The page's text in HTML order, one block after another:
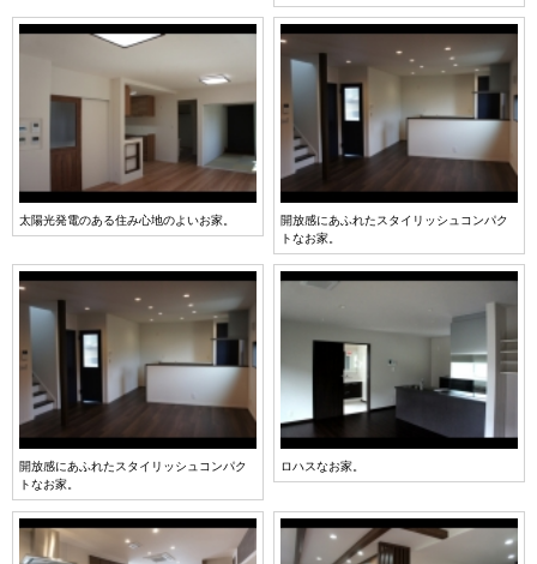
太陽光発電のある住み心地のよいお家。
開放感にあふれたスタイリッシュコンパク
トなお家。
開放感にあふれたスタイリッシュコンパク
トなお家。
ロハスなお家。